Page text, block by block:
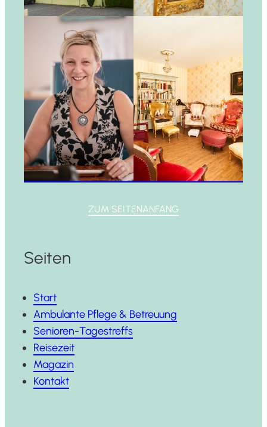
ZUM SEITENANFANG
Seiten
Start
Ambulante Pflege & Betreuung
Senioren-Tagestreffs
Reisezeit
Magazin
Kontakt